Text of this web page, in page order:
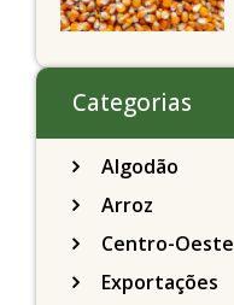
Categorias
Algodão
Arroz
Centro-Oeste
Exportações